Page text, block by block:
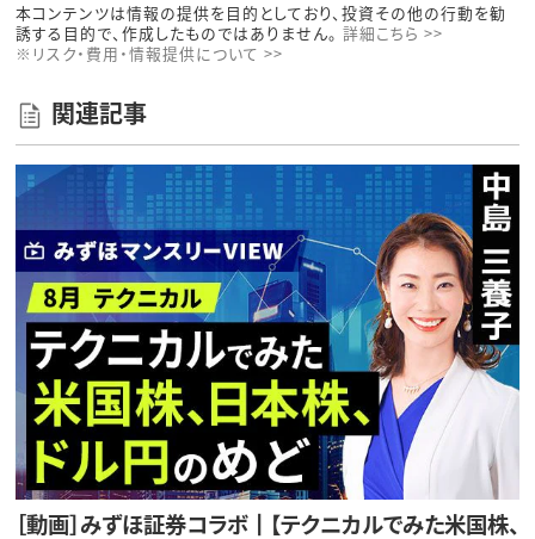
本コンテンツは情報の提供を目的としており、投資その他の行動を勧
誘する目的で、作成したものではありません。 詳細こちら >>
※リスク・費用・情報提供について >>
関連記事
［動画］みずほ証券コラボ┃【テクニカルでみた米国株、